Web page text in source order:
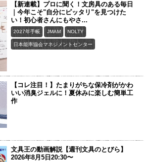
【新連載】プロに聞く！文房具のある毎日
｜今年こそ"自分にピッタリ"を見つけた
い！初心者さんにもやさ...
2027年手帳 JMAM NOLTY
日本能率協会マネジメントセンター
【コレ注目！】たまりがちな保冷剤がかわ
いい消臭ジェルに！夏休みに楽しむ簡単工
作
文具王の動画解説【週刊文具のとびら】
2026年8月5日20:30〜